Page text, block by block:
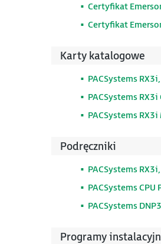
Certyfikat
Certyfikat
Karty katalogowe
PACSystems
PACSystems
PACSystems
Podręczniki
PACSystems
PACSystems
PACSystems
Programy